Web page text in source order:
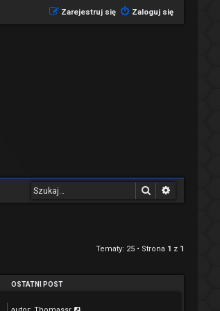
Zaloguj się
Zarejestruj się
Szukaj
Tematy: 25 • Strona 1 z 1
OSTATNI POST